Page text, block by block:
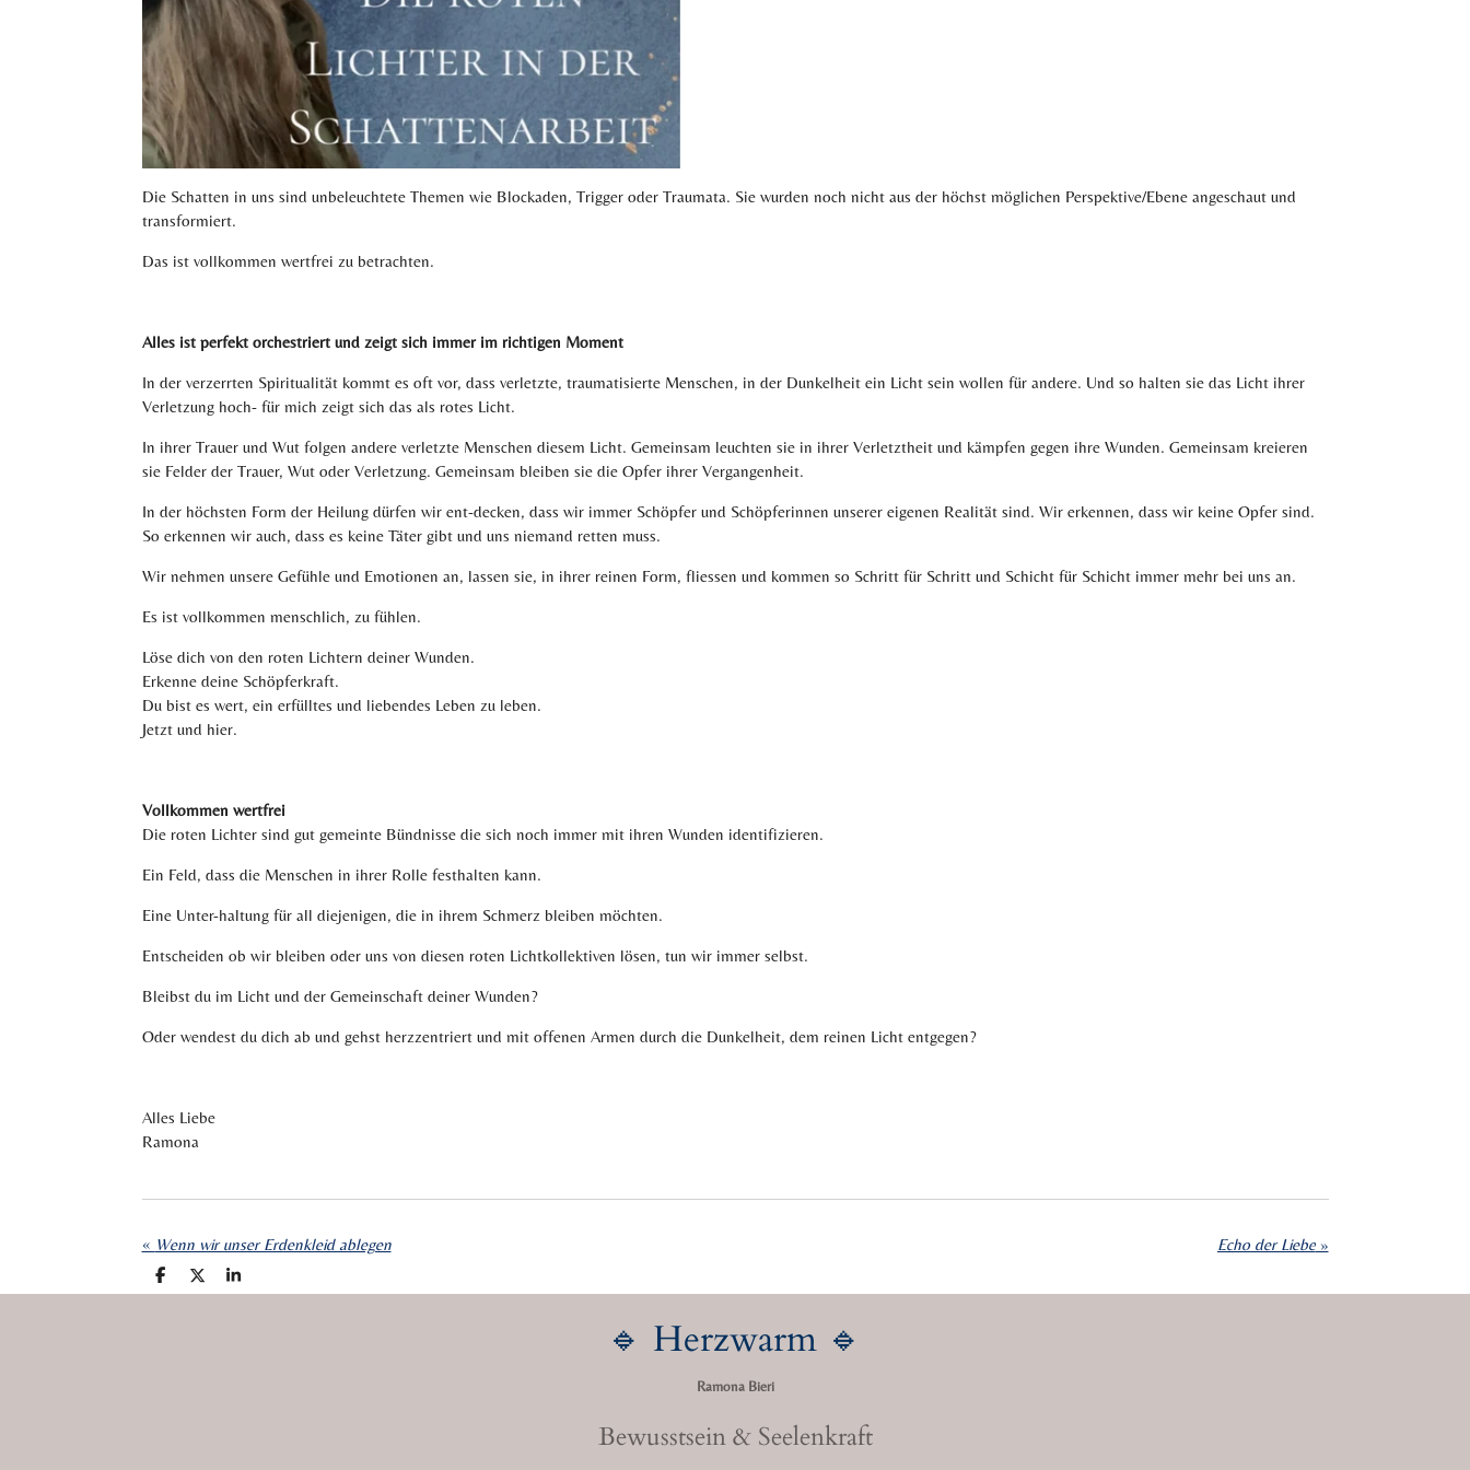
Die Schatten in uns sind unbeleuchtete Themen wie Blockaden, Trigger oder Traumata. Sie wurden noch nicht aus der höchst möglichen Perspektive/Ebene angeschaut und
transformiert.
Das ist vollkommen wertfrei zu betrachten.
Alles ist perfekt orchestriert und zeigt sich immer im richtigen Moment
In der verzerrten Spiritualität kommt es oft vor, dass verletzte, traumatisierte Menschen, in der Dunkelheit ein Licht sein wollen für andere. Und so halten sie das Licht ihrer
Verletzung hoch- für mich zeigt sich das als rotes Licht.
In ihrer Trauer und Wut folgen andere verletzte Menschen diesem Licht. Gemeinsam leuchten sie in ihrer Verletztheit und kämpfen gegen ihre Wunden. Gemeinsam kreieren
sie Felder der Trauer, Wut oder Verletzung. Gemeinsam bleiben sie die Opfer ihrer Vergangenheit.
In der höchsten Form der Heilung dürfen wir ent-decken, dass wir immer Schöpfer und Schöpferinnen unserer eigenen Realität sind. Wir erkennen, dass wir keine Opfer sind.
So erkennen wir auch, dass es keine Täter gibt und uns niemand retten muss.
Wir nehmen unsere Gefühle und Emotionen an, lassen sie, in ihrer reinen Form, fliessen und kommen so Schritt für Schritt und Schicht für Schicht immer mehr bei uns an.
Es ist vollkommen menschlich, zu fühlen.
Löse dich von den roten Lichtern deiner Wunden.
Erkenne deine Schöpferkraft.
Du bist es wert, ein erfülltes und liebendes Leben zu leben.
Jetzt und hier.
Vollkommen wertfrei
Die roten Lichter sind gut gemeinte Bündnisse die sich noch immer mit ihren Wunden identifizieren.
Ein Feld, dass die Menschen in ihrer Rolle festhalten kann.
Eine Unter-haltung für all diejenigen, die in ihrem Schmerz bleiben möchten.
Entscheiden ob wir bleiben oder uns von diesen roten Lichtkollektiven lösen, tun wir immer selbst.
Bleibst du im Licht und der Gemeinschaft deiner Wunden?
Oder wendest du dich ab und gehst herzzentriert und mit offenen Armen durch die Dunkelheit, dem reinen Licht entgegen?
Alles Liebe
Ramona
« Wenn wir unser Erdenkleid ablegen Echo der Liebe»
T
e
T
e
T
e
🔹 Herzwarm 🔹
Ramona Bieri
Bewusstsein & Seelenkraft